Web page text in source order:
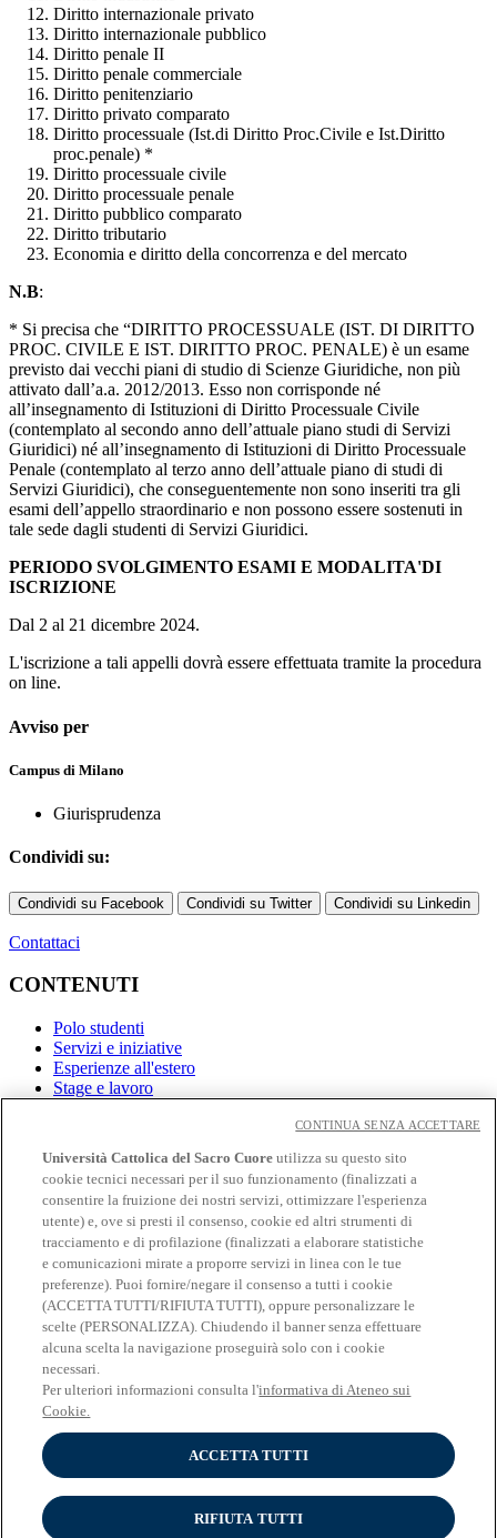
Diritto internazionale privato
Diritto internazionale pubblico
Diritto penale II
Diritto penale commerciale
Diritto penitenziario
Diritto privato comparato
Diritto processuale (Ist.di Diritto Proc.Civile e Ist.Diritto
proc.penale) *
Diritto processuale civile
Diritto processuale penale
Diritto pubblico comparato
Diritto tributario
Economia e diritto della concorrenza e del mercato
N.B:
* Si precisa che “DIRITTO PROCESSUALE (IST. DI DIRITTO
PROC. CIVILE E IST. DIRITTO PROC. PENALE) è un esame
previsto dai vecchi piani di studio di Scienze Giuridiche, non più
attivato dall’a.a. 2012/2013. Esso non corrisponde né
all’insegnamento di Istituzioni di Diritto Processuale Civile
(contemplato al secondo anno dell’attuale piano studi di Servizi
Giuridici) né all’insegnamento di Istituzioni di Diritto Processuale
Penale (contemplato al terzo anno dell’attuale piano di studi di
Servizi Giuridici), che conseguentemente non sono inseriti tra gli
esami dell’appello straordinario e non possono essere sostenuti in
tale sede dagli studenti di Servizi Giuridici.
PERIODO SVOLGIMENTO ESAMI E MODALITA'DI
ISCRIZIONE
Dal 2 al 21 dicembre 2024.
L'iscrizione a tali appelli dovrà essere effettuata tramite la procedura
on line.
Avviso per
Campus di Milano
Giurisprudenza
Condividi su:
Condividi su Facebook Condividi su Twitter Condividi su Linkedin
Contattaci
CONTENUTI
Polo studenti
Servizi e iniziative
Esperienze all'estero
Stage e lavoro
Contatti
Eventi
Avvisi
Social
Facebook
𝕏
Linkedin
Youtube
Instagram
Telegram
Spotify
© Università Cattolica del Sacro Cuore - Largo A. Gemelli 1, 20123
Milano - PI 02133120150
Università Cattolica del Sacro Cuore utilizza su questo sito
cookie tecnici necessari per il suo funzionamento (finalizzati a
consentire la fruizione dei nostri servizi, ottimizzare l'esperienza
utente) e, ove si presti il consenso, cookie ed altri strumenti di
tracciamento e di profilazione (finalizzati a elaborare statistiche
e comunicazioni mirate a proporre servizi in linea con le tue
preferenze). Puoi fornire/negare il consenso a tutti i cookie
(ACCETTA TUTTI/RIFIUTA TUTTI), oppure personalizzare le
scelte (PERSONALIZZA). Chiudendo il banner senza effettuare
alcuna scelta la navigazione proseguirà solo con i cookie
necessari.
Per ulteriori informazioni consulta l'informativa di Ateneo sui
Cookie.
ACCETTA TUTTI
RIFIUTA TUTTI
CONTINUA SENZA ACCETTARE